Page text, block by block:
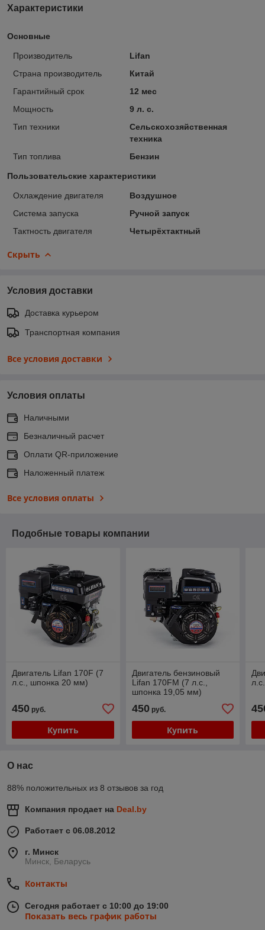
Характеристики
Основные
Производитель
Lifan
Страна производитель
Китай
Гарантийный срок
12 мес
Мощность
9 л. с.
Тип техники
Сельскохозяйственная
техника
Тип топлива
Бензин
Пользовательские характеристики
Охлаждение двигателя
Воздушное
Система запуска
Ручной запуск
Тактность двигателя
Четырёхтактный
Скрыть
Условия доставки
Доставка курьером
Транспортная компания
Все условия доставки
Условия оплаты
Наличными
Безналичный расчет
Оплати QR-приложение
Наложенный платеж
Все условия оплаты
Подобные товары компании
Двигатель Lifan 170F (7
л.с., шпонка 20 мм)
450 руб.
Купить
Двигатель бензиновый
Lifan 170FM (7 л.с.,
шпонка 19,05 мм)
450руб.
Купить
О нас
88% положительных из 8 отзывов за год
Компания продает на Deal.by
Работает с 06.08.2012
г. Минск
Минск, Беларусь
Контакты
Сегодня работает с 10:00 до 19:00
Показать весь график работы